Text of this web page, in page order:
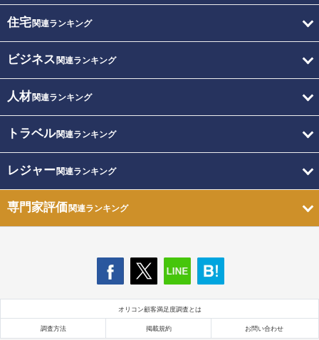
住宅関連ランキング
ビジネス 関連ランキング
人材関連ランキング
トラベル関連ランキング
レジャー関連ランキング
専門家評価関連ランキング
オリコン顧客満足度調査とは
調査方法 掲載規約 お問い合わせ